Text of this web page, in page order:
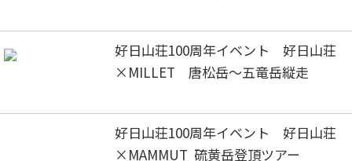
好日山荘100周年イベント 好日山荘
×MILLET 唐松岳～五竜岳縦走
好日山荘100周年イベント 好日山荘
×MAMMUT 硫黄岳登頂ツアー